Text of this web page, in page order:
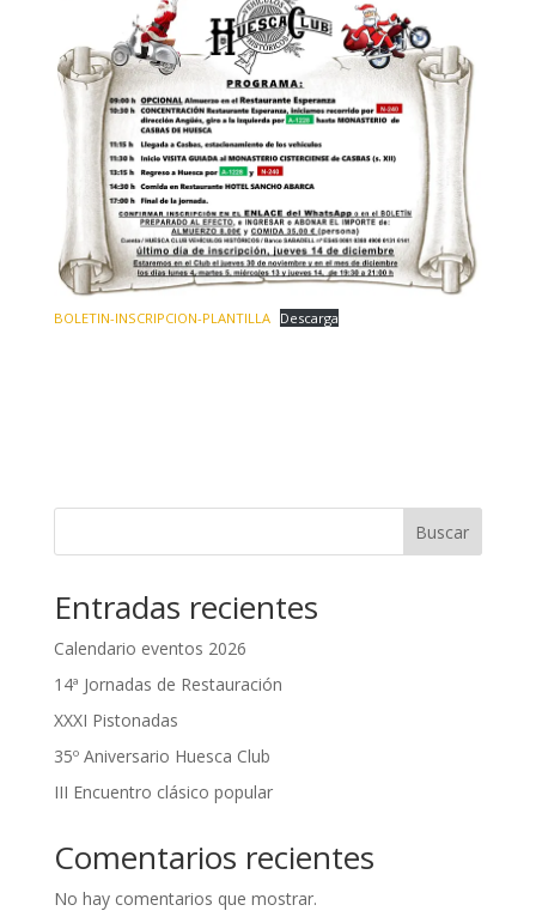
BOLETIN-INSCRIPCION-PLANTILLA Descarga
Buscar
Entradas recientes
Calendario eventos 2026
14ª Jornadas de Restauración
XXXI Pistonadas
35º Aniversario Huesca Club
III Encuentro clásico popular
Comentarios recientes
No hay comentarios que mostrar.